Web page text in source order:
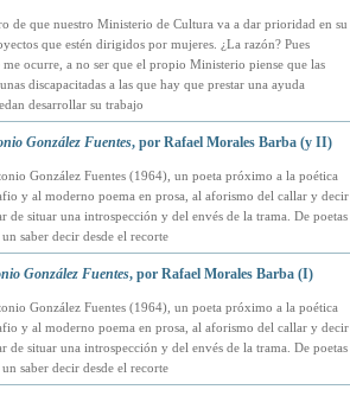
de que nuestro Ministerio de Cultura va a dar prioridad en su
que estén dirigidos por mujeres. ¿La razón? Pues
ocurre, a no ser que el propio Ministerio piense que las
discapacitadas a las que hay que prestar una ayuda
desarrollar su trabajo
González Fuentes, por Rafael Morales Barba (y II)
González Fuentes (1964), un poeta próximo a la poética
y al moderno poema en prosa, al aforismo del callar y decir
de situar una introspección y del envés de la trama. De poetas
saber decir desde el recorte
González Fuentes, por Rafael Morales Barba (I)
González Fuentes (1964), un poeta próximo a la poética
y al moderno poema en prosa, al aforismo del callar y decir
de situar una introspección y del envés de la trama. De poetas
saber decir desde el recorte